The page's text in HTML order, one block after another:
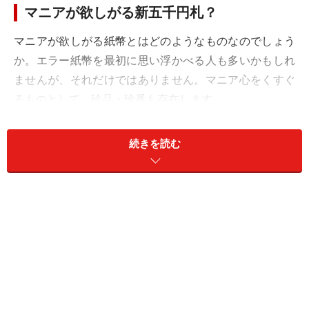
マニアが欲しがる新五千円札？
マニアが欲しがる紙幣とはどのようなものなのでしょう
か。エラー紙幣を最初に思い浮かべる人も多いかもしれ
ませんが、それだけではありません。マニア心をくすぐ
るものとして、珍品・珍番も存在します。
2026年6月7日に終了した第128回入札誌「銀座」に、そ
の珍品・珍番といえる新五千円札が登場しました。落札
価格は12万5000円、手数料込みで14万5625円。手数料
続きを読む